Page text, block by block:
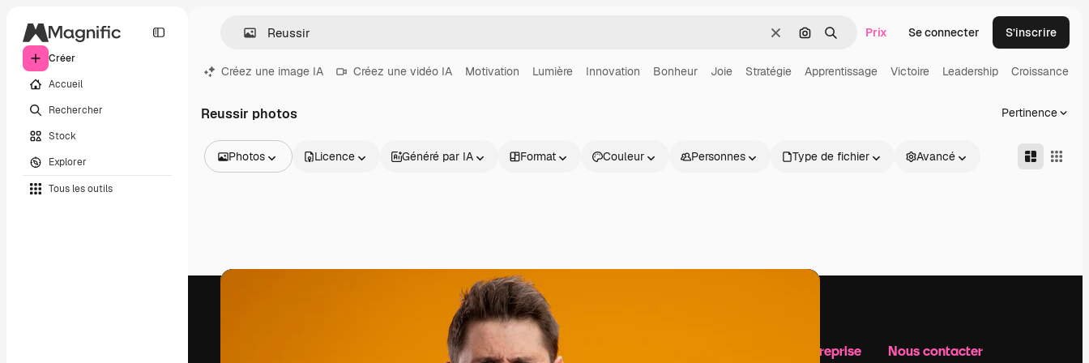
Créer
Accueil
Rechercher
Stock
Explorer
Tous les outils
EffacerRechercher par image
Rechercher
Prix Se connecter S’inscrire
Créez une image IA Créez une vidéo IA Motivation Lumière Innovation Bonheur Joie Stratégie Apprentissage Victoire Leadership Croissance
Reussir photos Pertinence
Photos
Vidéos
Licence Généré par IA Format Couleur Personnes Type de fichier Avancé
Produits Notre entreprise Nous contacter